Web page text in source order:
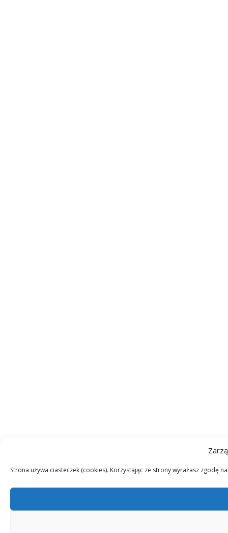
Strona używa ciasteczek (cookies). Korzystając ze strony wyrażasz zgodę